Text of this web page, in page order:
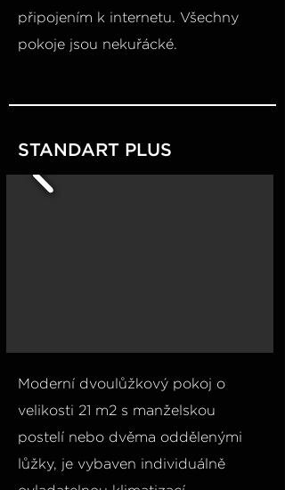
připojením k internetu. Všechny
pokoje jsou nekuřácké.
STANDART PLUS
Moderní dvoulůžkový pokoj o
velikosti 21 m2 s manželskou
postelí nebo dvěma oddělenými
lůžky, je vybaven individuálně